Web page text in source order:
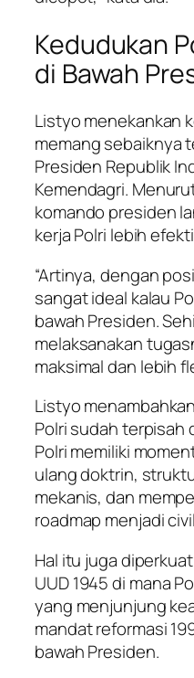
Kedudukan
di Bawah
Listyo menekankan
memang sebaiknya
Presiden Republik
Kemendagri.
komando presiden
kerja Polri lebih
“Artinya, dengan
sangat ideal kalau
bawah Presiden.
melaksanakan
maksimal dan lebih
Listyo
Polri sudah terpisah
Polri memiliki
ulang doktrin,
mekanis, dan
roadmap menjadi
Hal itu juga
UUD 1945 di mana
yang menjunjung
mandat reformasi
bawah Presiden.